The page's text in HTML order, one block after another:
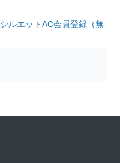
シルエットAC会員登録（無